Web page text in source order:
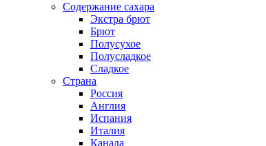
Содержание сахара
Экстра брют
Брют
Полусухое
Полусладкое
Сладкое
Страна
Россия
Англия
Испания
Италия
Канада